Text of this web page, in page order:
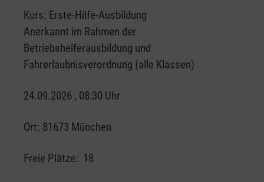
Kurs: Erste-Hilfe-Ausbildung
Anerkannt im Rahmen der
Betriebshelferausbildung und
Fahrerlaubnisverordnung (alle Klassen)
24.09.2026 , 08:30 Uhr
Ort: 81673 München
Freie Plätze: 18